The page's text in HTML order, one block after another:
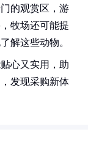
的观赏区，游
牧场还可能提
解这些动物。
心又实用，助
发现采购新体